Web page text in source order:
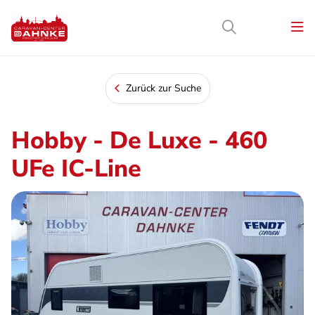
Zurück zur Suche
Hobby - De Luxe - 460
UFe IC-Line